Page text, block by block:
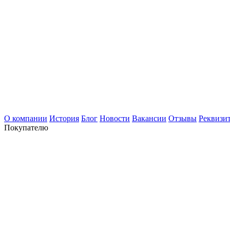
О компании История Блог Новости Вакансии Отзывы
Покупателю